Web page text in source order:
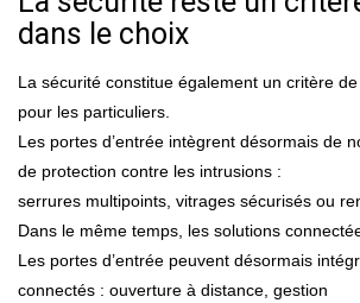
dans le choix
La sécurité constitue également un critère
pour les particuliers.
Les portes d’entrée intègrent désormais de
de protection contre les intrusions :
serrures multipoints, vitrages sécurisés ou
Dans le même temps, les solutions
Les portes d’entrée peuvent désormais
connectés : ouverture à distance, gestion